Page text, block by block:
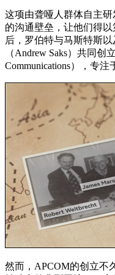
这项由聋哑人群体自主
的沟通壁垒，让他们得
后，罗伯特与马斯特斯
（Andrew Saks）共同创
Communications），专注
然而，APCOM的创立不